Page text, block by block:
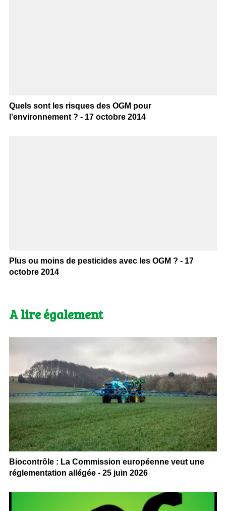
Quels sont les risques des OGM pour
l’environnement ? - 17 octobre 2014
Plus ou moins de pesticides avec les OGM ? - 17
octobre 2014
A lire également
Biocontrôle : La Commission européenne veut une
réglementation allégée - 25 juin 2026